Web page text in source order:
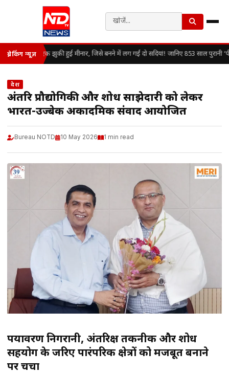
ब्रेकिंग न्यूज़ एक झुकी हुई मीनार, जिसे बनने में लग गईं दो सदियां! जानिए 853 साल पुरानी
देश
अंतरिक्ष प्रौद्योगिकी और शोध साझेदारी को लेकर
भारत-उज्बेक अकादमिक संवाद आयोजित
Bureau NOTD 10 May 2026 1 min read
पर्यावरण निगरानी, अंतरिक्ष तकनीक और शोध
सहयोग के जरिए पारंपरिक क्षेत्रों को मजबूत बनाने
पर चर्चा